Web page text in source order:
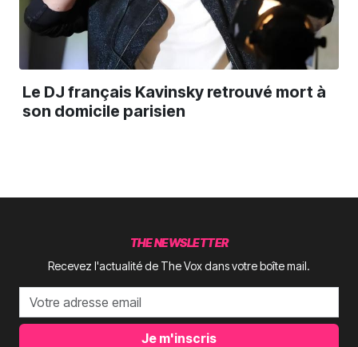
Le DJ français Kavinsky retrouvé mort à
son domicile parisien
THE NEWSLETTER
Recevez l'actualité de The Vox dans votre boîte mail.
Je m'inscris